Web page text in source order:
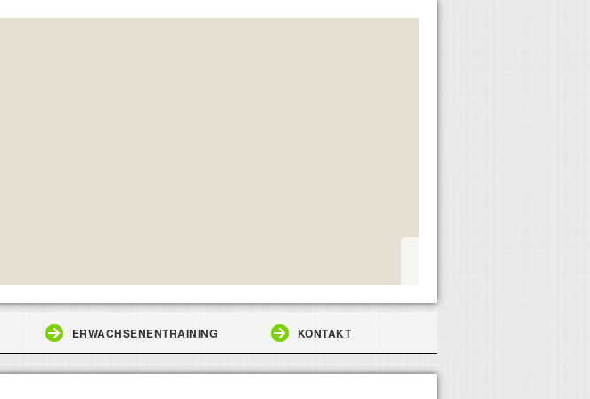
ERWACHSENENTRAINING KONTAKT